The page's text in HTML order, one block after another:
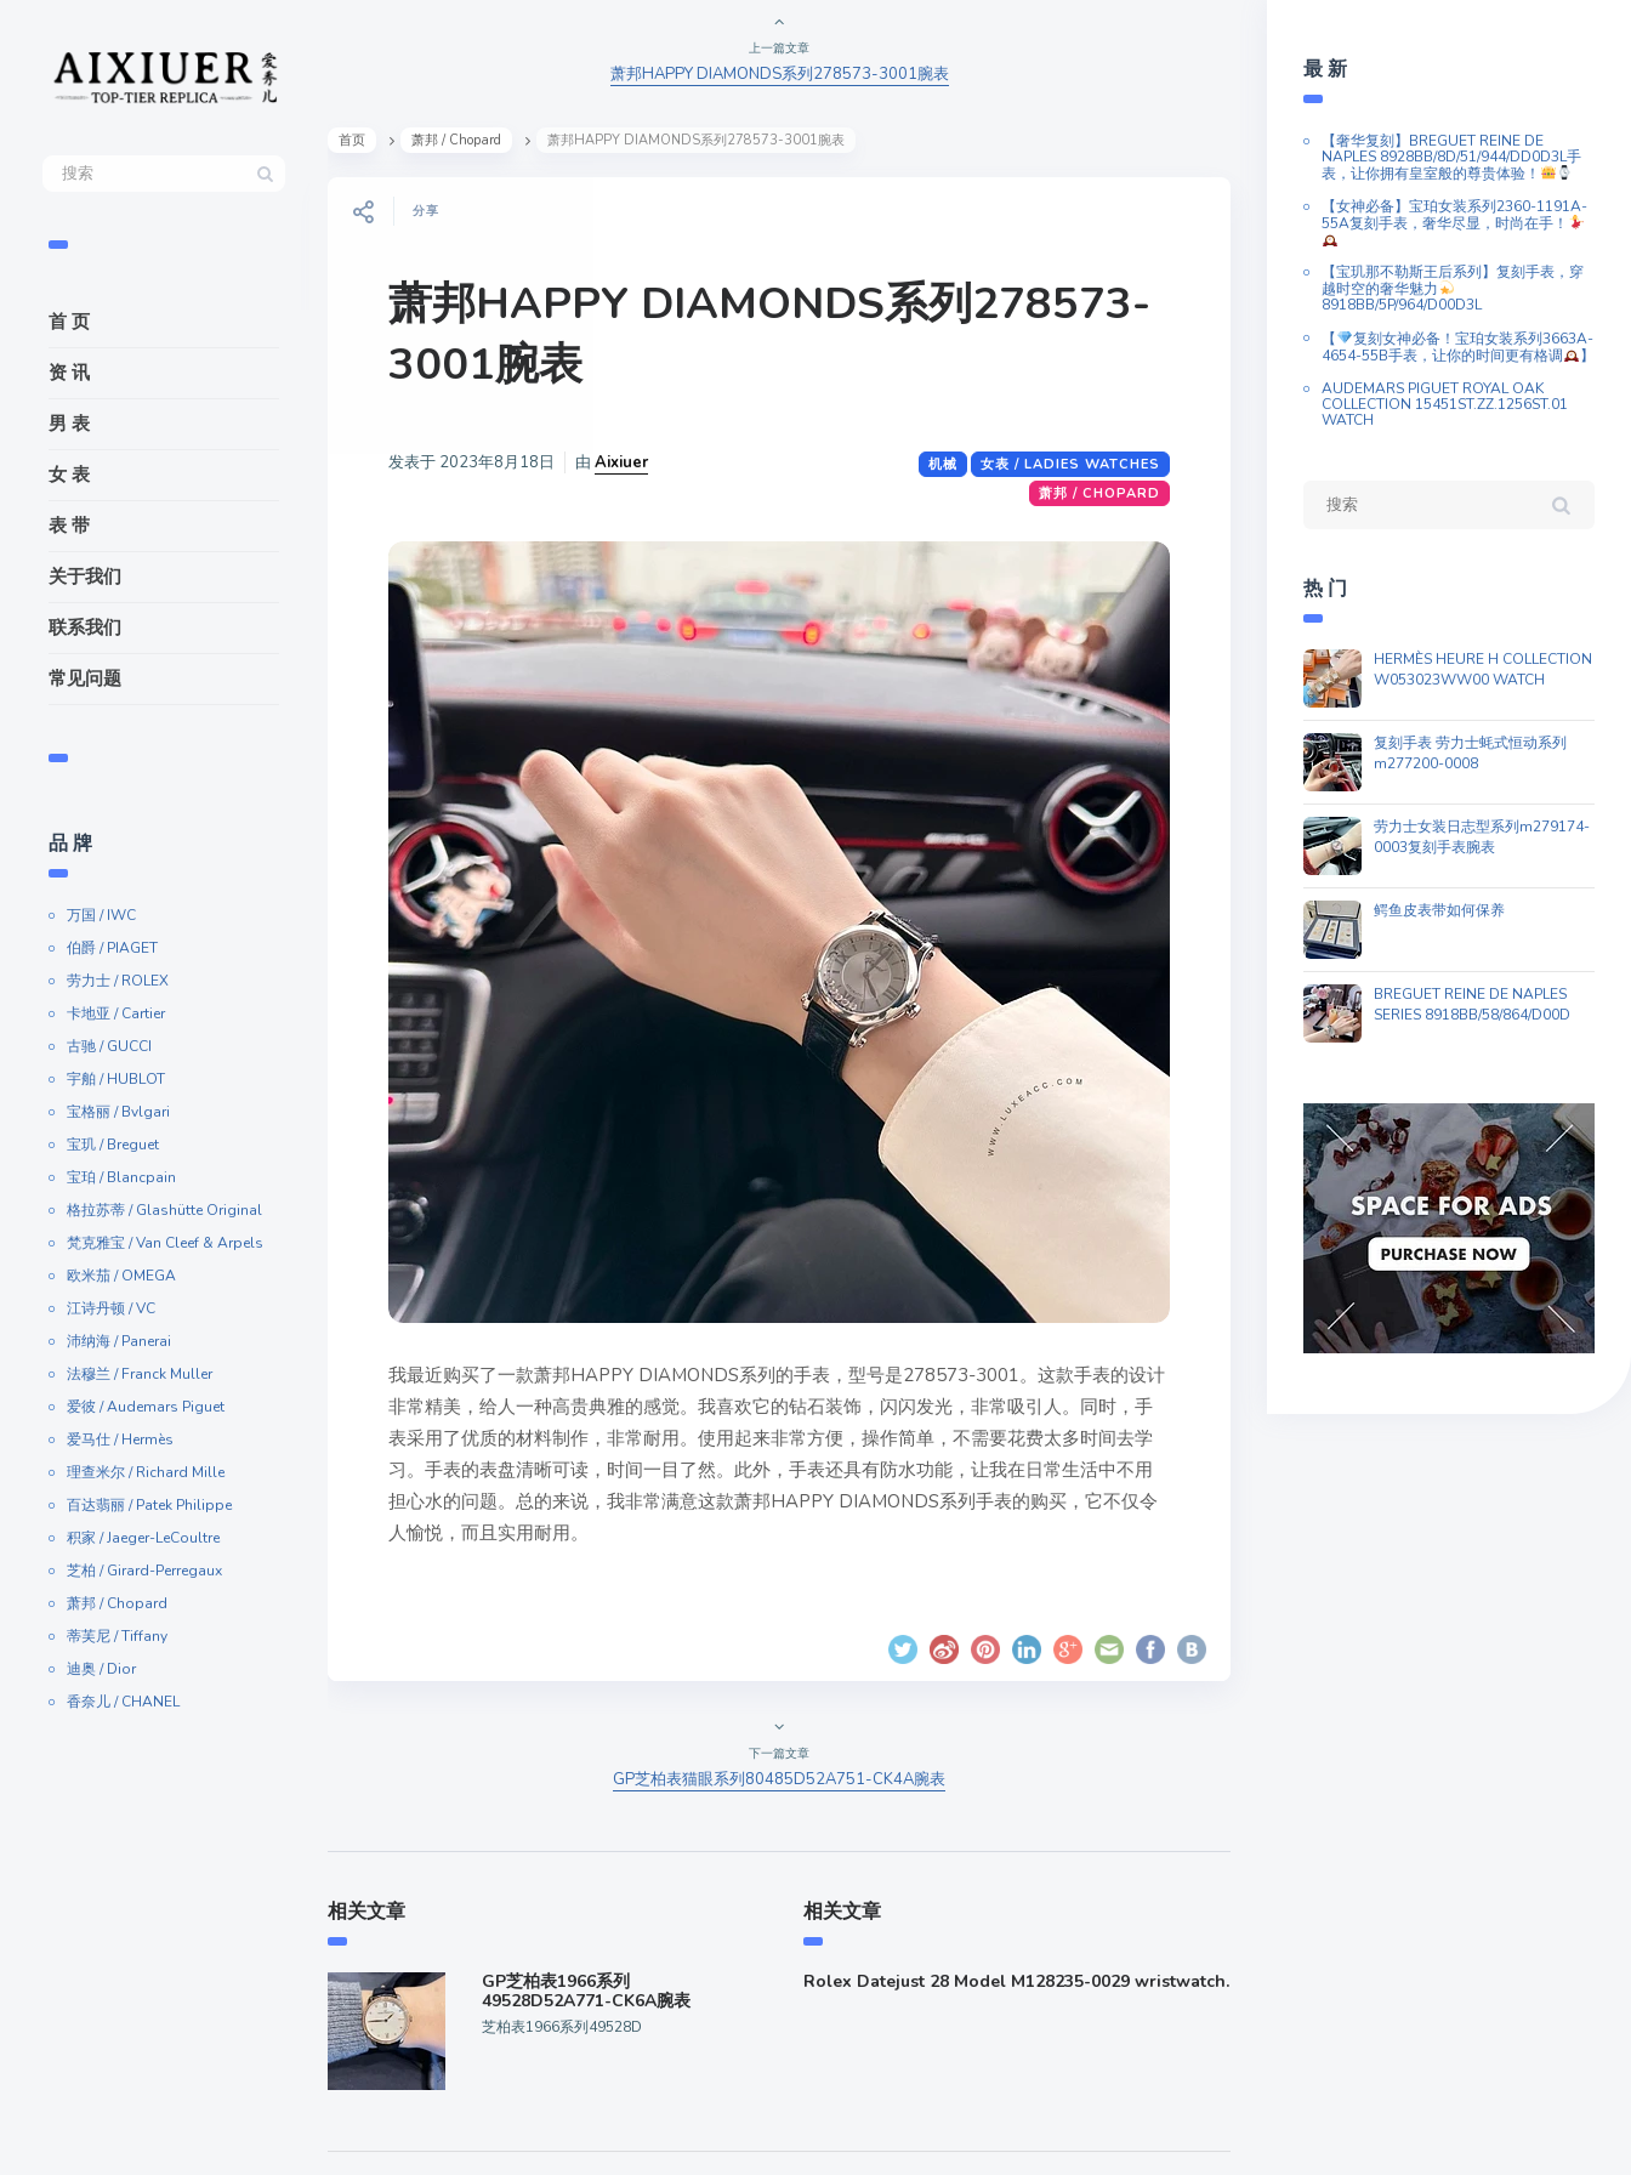
首 页
资 讯
男 表
女 表
表 带
关于我们
联系我们
常见问题
品 牌
万国 / IWC
伯爵 / PIAGET
劳力士 / ROLEX
卡地亚 / Cartier
古驰 / GUCCI
宇舶 / HUBLOT
宝格丽 / Bvlgari
宝玑 / Breguet
宝珀 / Blancpain
格拉苏蒂 / Glashütte Original
梵克雅宝 / Van Cleef & Arpels
欧米茄 / OMEGA
江诗丹顿 / VC
沛纳海 / Panerai
法穆兰 / Franck Muller
爱彼 / Audemars Piguet
爱马仕 / Hermès
理查米尔 / Richard Mille
百达翡丽 / Patek Philippe
积家 / Jaeger-LeCoultre
芝柏 / Girard-Perregaux
萧邦 / Chopard
蒂芙尼 / Tiffany
迪奥 / Dior
香奈儿 / CHANEL
上一篇文章
萧邦HAPPY DIAMONDS系列278573-3001腕表
首页 萧邦 / Chopard 萧邦HAPPY DIAMONDS系列278573-3001腕表
分享
萧邦HAPPY DIAMONDS系列278573-
3001腕表
发表于 2023年8月18日 由 Aixiuer 女表 / LADIES WATCHES
机械
萧邦 / CHOPARD
我最近购买了一款萧邦HAPPY DIAMONDS系列的手表，型号是278573-3001。这款手表的设计
非常精美，给人一种高贵典雅的感觉。我喜欢它的钻石装饰，闪闪发光，非常吸引人。同时，手
表采用了优质的材料制作，非常耐用。使用起来非常方便，操作简单，不需要花费太多时间去学
习。手表的表盘清晰可读，时间一目了然。此外，手表还具有防水功能，让我在日常生活中不用
担心水的问题。总的来说，我非常满意这款萧邦HAPPY DIAMONDS系列手表的购买，它不仅令
人愉悦，而且实用耐用。
下一篇文章
GP芝柏表猫眼系列80485D52A751-CK4A腕表
相关文章
GP芝柏表1966系列
49528D52A771-CK6A腕表
芝柏表1966系列49528D
相关文章
Rolex Datejust 28 Model M128235-0029 wristwatch.
最 新
【奢华复刻】BREGUET REINE DE
NAPLES 8928BB/8D/51/944/DD0D3L手
表，让你拥有皇室般的尊贵体验！
【女神必备】宝珀女装系列2360-1191A-
55A复刻手表，奢华尽显，时尚在手！
【宝玑那不勒斯王后系列】复刻手表，穿
越时空的奢华魅力
8918BB/5P/964/D00D3L
【
复刻女神必备！宝珀女装系列3663A-
4654-55B手表，让你的时间更有格调
】
AUDEMARS PIGUET ROYAL OAK
COLLECTION 15451ST.ZZ.1256ST.01
WATCH
热 门
HERMÈS HEURE H COLLECTION
W053023WW00 WATCH
复刻手表 劳力士蚝式恒动系列
m277200-0008
劳力士女装日志型系列m279174-
0003复刻手表腕表
鳄鱼皮表带如何保养
BREGUET REINE DE NAPLES
SERIES 8918BB/58/864/D00D